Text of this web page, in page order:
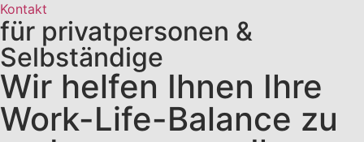
Kontakt
für privatpersonen &
Selbständige
Wir helfen Ihnen Ihre
Work-Life-Balance zu